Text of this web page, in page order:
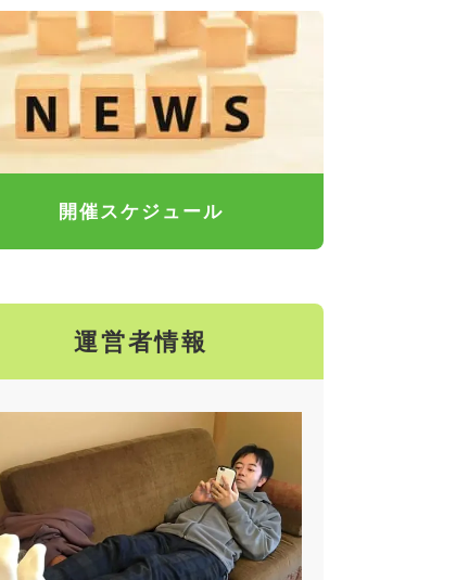
開催スケジュール
運営者情報